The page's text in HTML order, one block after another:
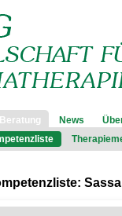
News